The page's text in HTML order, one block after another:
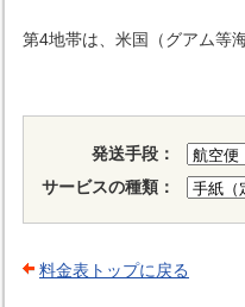
第4地帯は、米国（グアム等
発送手段：
サービスの種類：
料金表トップに戻る